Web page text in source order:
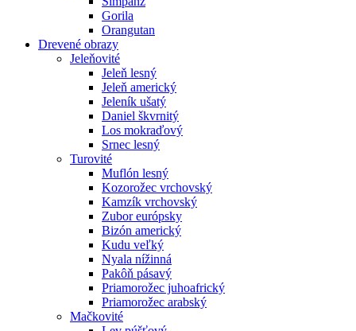
Gorila
Orangutan
Drevené obrazy
Jeleňovité
Jeleň lesný
Jeleň americký
Jeleník ušatý
Daniel škvrnitý
Los mokraďový
Srnec lesný
Turovité
Muflón lesný
Kozorožec vrchovský
Kamzík vrchovský
Zubor európsky
Bizón americký
Kudu veľký
Nyala nížinná
Pakôň pásavý
Priamorožec juhoafrický
Priamorožec arabský
Mačkovité